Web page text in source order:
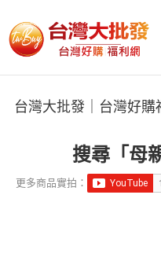
台灣大批發｜台灣好購
台灣大批發｜台灣好購
搜尋「母
更多商品實拍：